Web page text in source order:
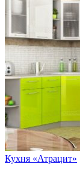
Кухня «Атрацит»